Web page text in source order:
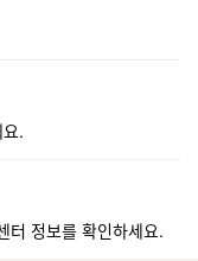
.
터 정보를 확인하세요.